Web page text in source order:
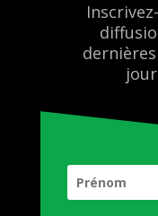
SENTIERS
BILLETTERIE
LOCATION
NOUS